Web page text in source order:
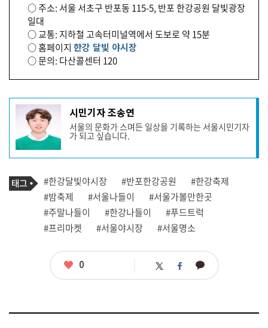
○ 주소: 서울 서초구 반포동 115-5, 반포 한강공원 달빛광장
일대
○ 교통: 지하철 고속터미널역에서 도보로 약 15분
○ 홈페이지 한강 달빛 야시장
○ 문의: 다산콜센터 120
기
성
자
프
필
시민기자 조송연
서울의 문화가 스며든 일상을 기록하는 서울시민기자
가 되고 싶습니다.
기
사
관
련
태
그
태
그
#한강달빛야시장 #반포한강공원
#한강축제
#밤축제
#서울나들이
#서울가볼만한곳
#주말나들이
#한강나들이
#푸드트럭
#프리마켓
#서울야시장 #서울명소
좋
0 트 페 카